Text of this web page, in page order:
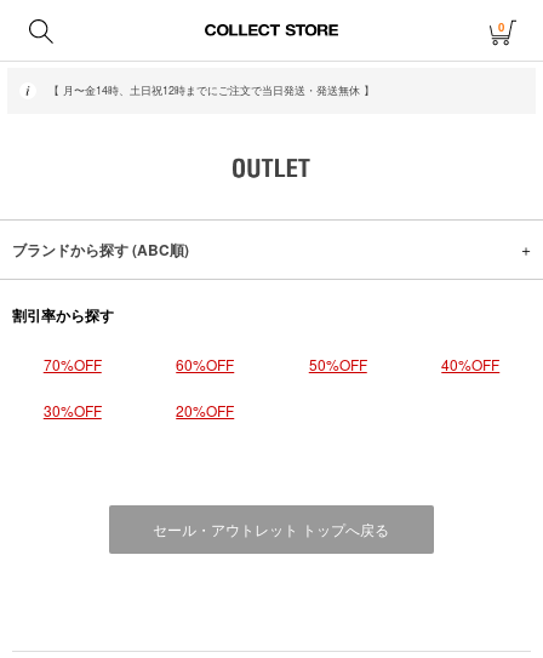
0
【 月〜金14時、土日祝12時までにご注文で当日発送・発送無休 】
ブランドから探す (ABC順)
割引率から探す
70%OFF 60%OFF 50%OFF 40%OFF
30%OFF 20%OFF
セール・アウトレット トップへ戻る